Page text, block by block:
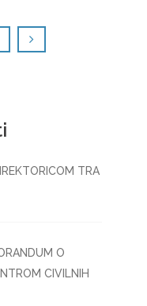
TRA
O
CIVILNIH